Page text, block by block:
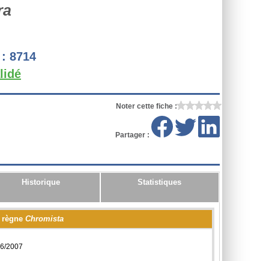
8714
Noter cette fiche :
Partager :
Historique Statistiques
règne Chromista
2007